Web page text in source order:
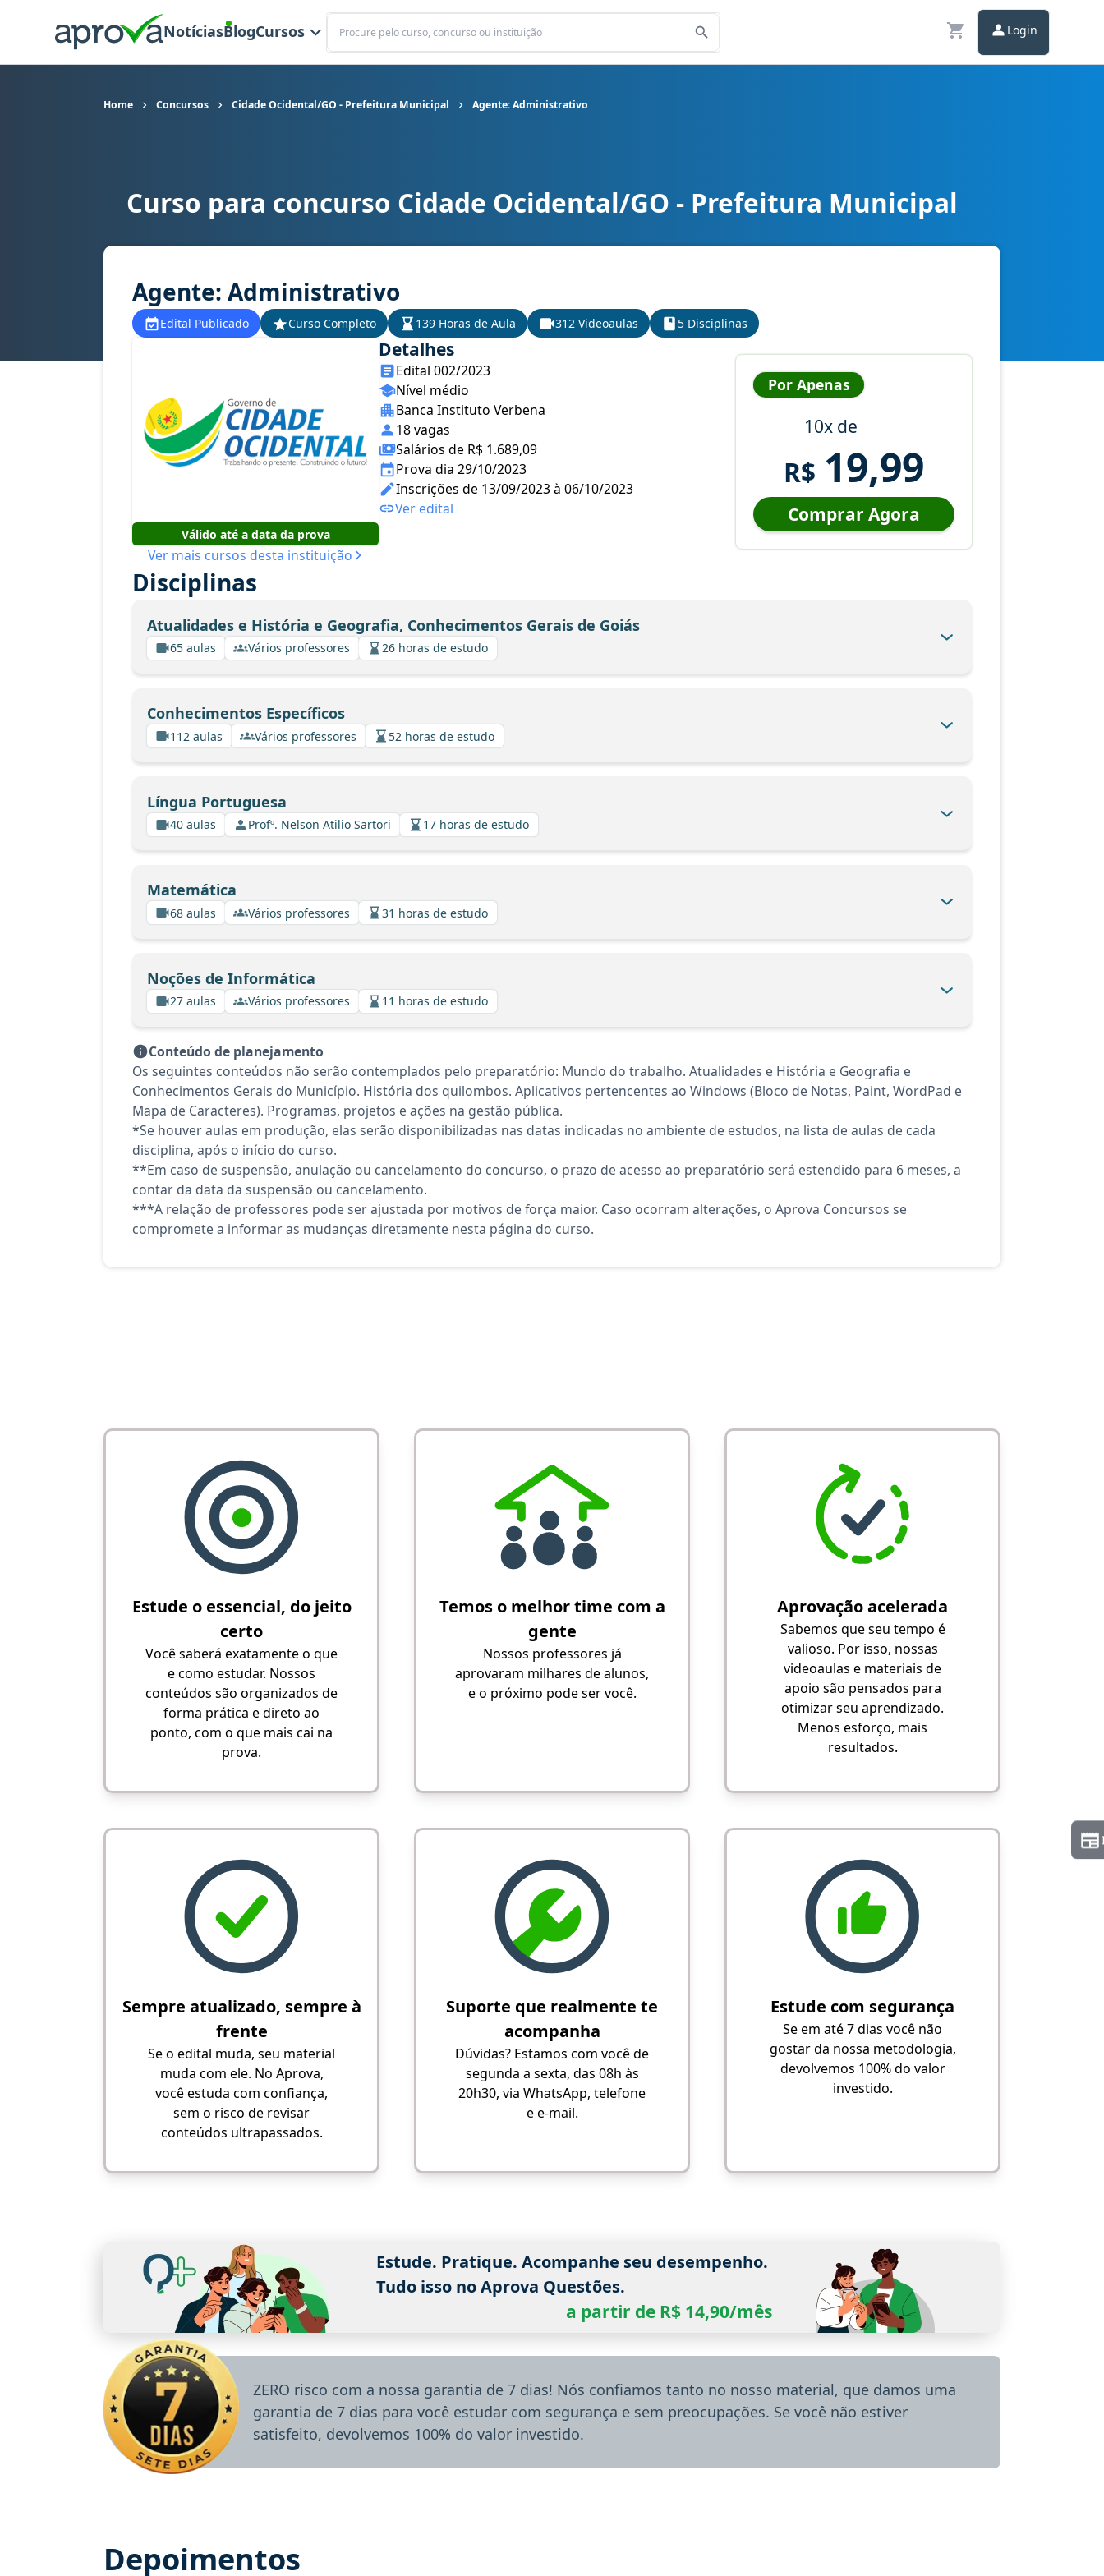
NotíciasBlogCursos
Buscar
Login
Home Concursos Cidade Ocidental/GO - Prefeitura Municipal Agente: Administrativo
Curso para concurso Cidade Ocidental/GO - Prefeitura Municipal cargo Agente: Administrativo
Curso para concurso Cidade Ocidental/GO - Prefeitura Municipal
Agente: Administrativo
Edital Publicado Curso Completo 139 Horas de Aula 312 Videoaulas 5 Disciplinas
Válido até a data da prova
Ver mais cursos desta instituição
Detalhes
Edital 002/2023
Nível médio
Banca Instituto Verbena
18 vagas
Salários de R$ 1.689,09
Prova dia 29/10/2023
Inscrições de 13/09/2023 à 06/10/2023
Ver edital
Por Apenas
10x de
R$ 19,99
Comprar Agora
Disciplinas
Atualidades e História e Geografia, Conhecimentos Gerais de Goiás
65 aulas Vários professores 26 horas de estudo
Conhecimentos Específicos
112 aulas Vários professores 52 horas de estudo
Língua Portuguesa
40 aulas Profº. Nelson Atilio Sartori 17 horas de estudo
Matemática
68 aulas Vários professores 31 horas de estudo
Noções de Informática
27 aulas Vários professores 11 horas de estudo
Conteúdo de planejamento
Os seguintes conteúdos não serão contemplados pelo preparatório: Mundo do trabalho. Atualidades e História e Geografia e
Conhecimentos Gerais do Município. História dos quilombos. Aplicativos pertencentes ao Windows (Bloco de Notas, Paint, WordPad e
Mapa de Caracteres). Programas, projetos e ações na gestão pública.
*Se houver aulas em produção, elas serão disponibilizadas nas datas indicadas no ambiente de estudos, na lista de aulas de cada
disciplina, após o início do curso.
**Em caso de suspensão, anulação ou cancelamento do concurso, o prazo de acesso ao preparatório será estendido para 6 meses, a
contar da data da suspensão ou cancelamento.
***A relação de professores pode ser ajustada por motivos de força maior. Caso ocorram alterações, o Aprova Concursos se
compromete a informar as mudanças diretamente nesta página do curso.
Estude o essencial, do jeito
certo
Você saberá exatamente o que
e como estudar. Nossos
conteúdos são organizados de
forma prática e direto ao
ponto, com o que mais cai na
prova.
Temos o melhor time com a
gente
Nossos professores já
aprovaram milhares de alunos,
e o próximo pode ser você.
Aprovação acelerada
Sabemos que seu tempo é
valioso. Por isso, nossas
videoaulas e materiais de
apoio são pensados para
otimizar seu aprendizado.
Menos esforço, mais
resultados.
Sempre atualizado, sempre à
frente
Se o edital muda, seu material
muda com ele. No Aprova,
você estuda com confiança,
sem o risco de revisar
conteúdos ultrapassados.
Suporte que realmente te
acompanha
Dúvidas? Estamos com você de
segunda a sexta, das 08h às
20h30, via WhatsApp, telefone
e e-mail.
Estude com segurança
Se em até 7 dias você não
gostar da nossa metodologia,
devolvemos 100% do valor
investido.
Estude. Pratique. Acompanhe seu desempenho.
Tudo isso no Aprova Questões.
a partir de R$ 14,90/mês
ZERO risco com a nossa garantia de 7 dias! Nós confiamos tanto no nosso material, que damos uma
garantia de 7 dias para você estudar com segurança e sem preocupações. Se você não estiver
satisfeito, devolvemos 100% do valor investido.
Depoimentos